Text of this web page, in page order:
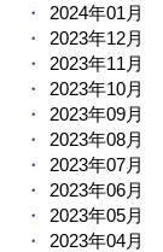
2024年01月
2023年12月
2023年11月
2023年10月
2023年09月
2023年08月
2023年07月
2023年06月
2023年05月
2023年04月